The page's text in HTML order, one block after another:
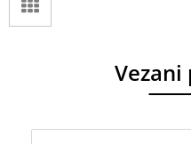
Vezani